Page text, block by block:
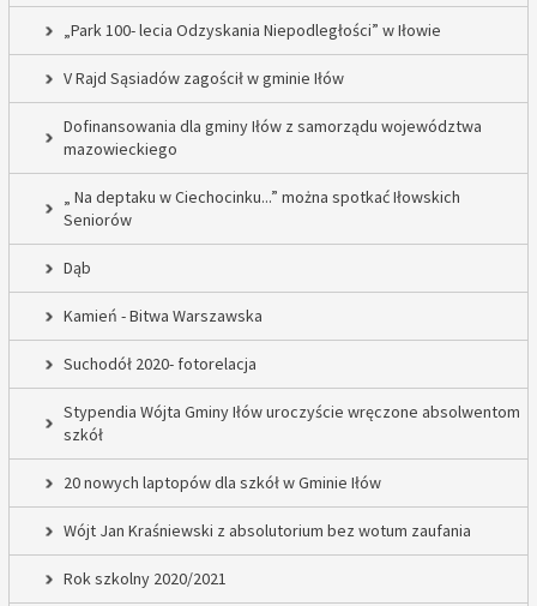
„Park 100- lecia Odzyskania Niepodległości” w Iłowie
V Rajd Sąsiadów zagościł w gminie Iłów
Dofinansowania dla gminy Iłów z samorządu województwa
mazowieckiego
„ Na deptaku w Ciechocinku...” można spotkać Iłowskich
Seniorów
Dąb
Kamień - Bitwa Warszawska
Suchodół 2020- fotorelacja
Stypendia Wójta Gminy Iłów uroczyście wręczone absolwentom
szkół
20 nowych laptopów dla szkół w Gminie Iłów
Wójt Jan Kraśniewski z absolutorium bez wotum zaufania
Rok szkolny 2020/2021